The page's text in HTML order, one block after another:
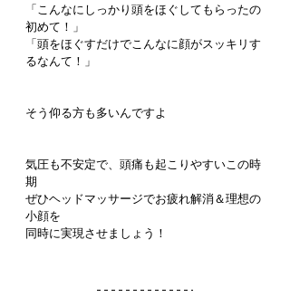
「こんなにしっかり頭をほぐしてもらったの
初めて！」
「頭をほぐすだけでこんなに顔がスッキリす
るなんて！」
そう仰る方も多いんですよ
気圧も不安定で、頭痛も起こりやすいこの時
期
ぜひヘッドマッサージでお疲れ解消＆理想の
小顔を
同時に実現させましょう！